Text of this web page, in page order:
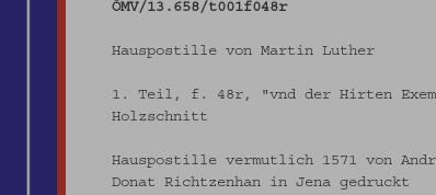
ÖMV/13.658/t001f048r
Hauspostille von Martin Luther
1. Teil, f. 48r, "vnd der Hirten
Holzschnitt
Hauspostille vermutlich 1571 von
Donat Richtzenhan in Jena gedruckt